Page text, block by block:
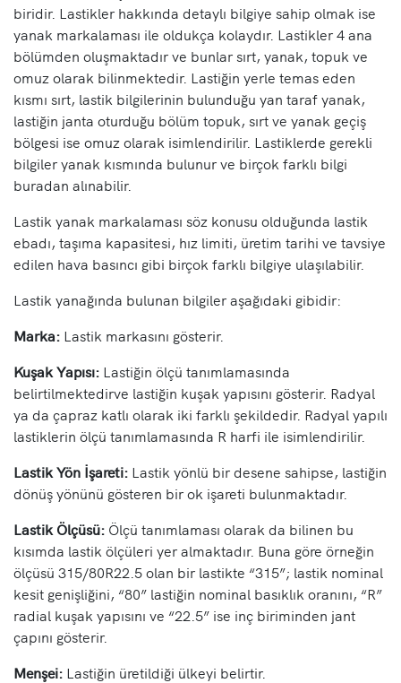
biridir. Lastikler hakkında detaylı bilgiye sahip olmak ise
yanak markalaması ile oldukça kolaydır. Lastikler 4 ana
bölümden oluşmaktadır ve bunlar sırt, yanak, topuk ve
omuz olarak bilinmektedir. Lastiğin yerle temas eden
kısmı sırt, lastik bilgilerinin bulunduğu yan taraf yanak,
lastiğin janta oturduğu bölüm topuk, sırt ve yanak geçiş
bölgesi ise omuz olarak isimlendirilir. Lastiklerde gerekli
bilgiler yanak kısmında bulunur ve birçok farklı bilgi
buradan alınabilir.
Lastik yanak markalaması söz konusu olduğunda lastik
ebadı, taşıma kapasitesi, hız limiti, üretim tarihi ve tavsiye
edilen hava basıncı gibi birçok farklı bilgiye ulaşılabilir.
Lastik yanağında bulunan bilgiler aşağıdaki gibidir:
Marka: Lastik markasını gösterir.
Kuşak Yapısı: Lastiğin ölçü tanımlamasında
belirtilmektedirve lastiğin kuşak yapısını gösterir. Radyal
ya da çapraz katlı olarak iki farklı şekildedir. Radyal yapılı
lastiklerin ölçü tanımlamasında R harfi ile isimlendirilir.
Lastik Yön İşareti: Lastik yönlü bir desene sahipse, lastiğin
dönüş yönünü gösteren bir ok işareti bulunmaktadır.
Lastik Ölçüsü: Ölçü tanımlaması olarak da bilinen bu
kısımda lastik ölçüleri yer almaktadır. Buna göre örneğin
ölçüsü 315/80R22.5 olan bir lastikte “315”; lastik nominal
kesit genişliğini, “80” lastiğin nominal basıklık oranını, “R”
radial kuşak yapısını ve “22.5” ise inç biriminden jant
çapını gösterir.
Menşei: Lastiğin üretildiği ülkeyi belirtir.